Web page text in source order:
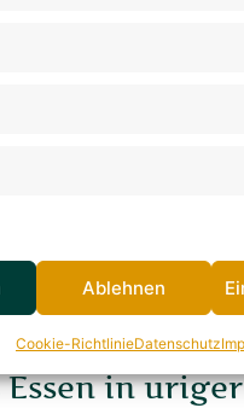
Ablehnen
Cookie-RichtlinieDatenschutz
in
in